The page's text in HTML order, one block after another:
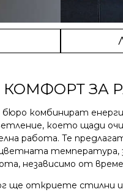
ЗА
бюро комбинират
което щади
работа. Те
температура,
независимо от
ще откриете стилни и